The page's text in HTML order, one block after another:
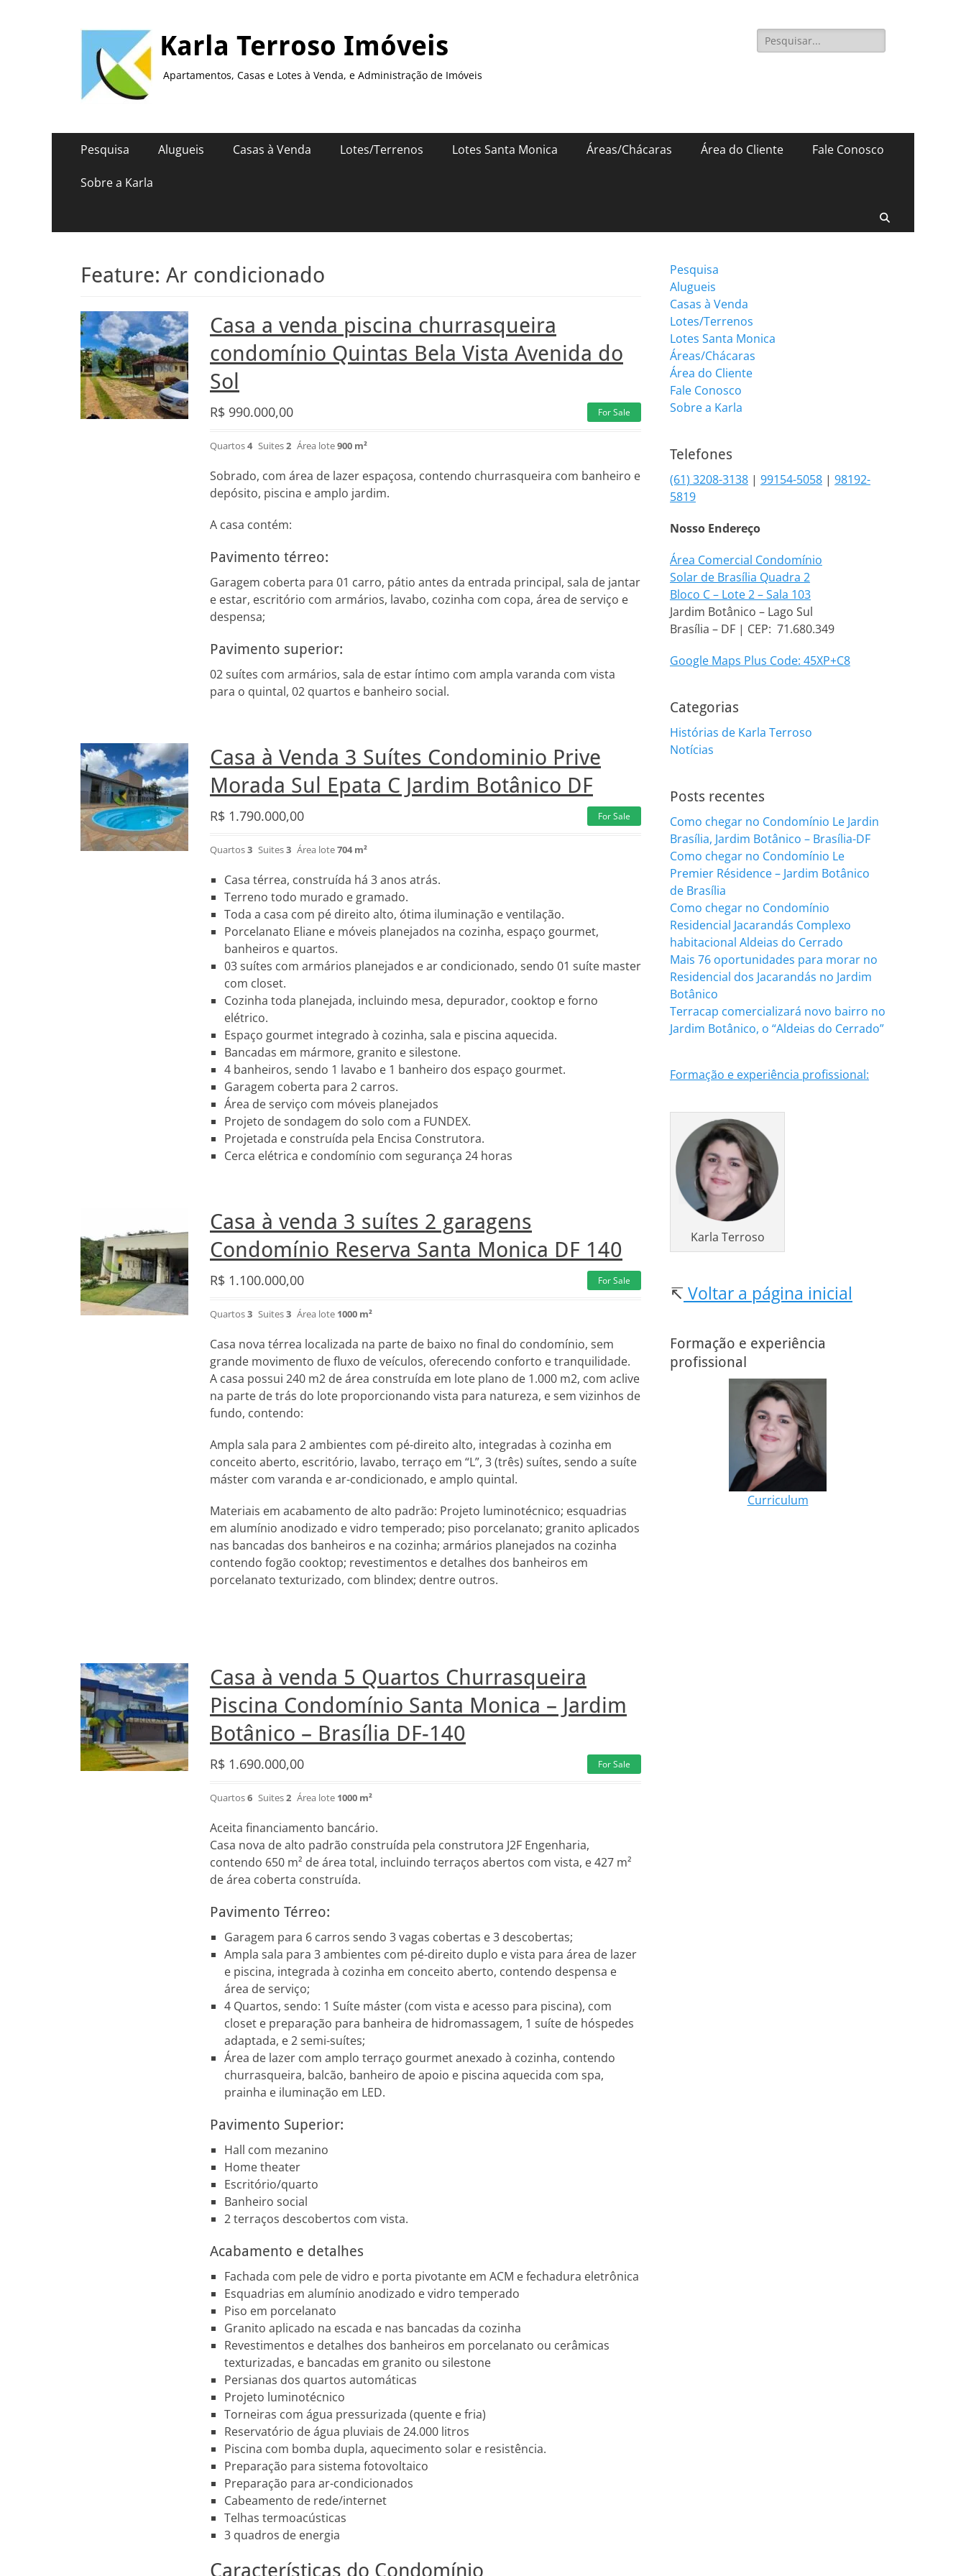
Karla Terroso Imóveis
Apartamentos, Casas e Lotes à Venda, e Administração de Imóveis
Pesquisar
por:
Menu
para
Pesquisa Alugueis Casas à Venda Lotes/Terrenos Lotes Santa Monica Áreas/Chácaras Área do Cliente Fale Conosco
Sobre a Karla
Feature: Ar condicionado
Casa a venda piscina churrasqueira
condomínio Quintas Bela Vista Avenida do
Sol
R$ 990.000,00 For Sale
Quartos4 Suites2 Área lote900 m²
Sobrado, com área de lazer espaçosa, contendo churrasqueira com banheiro e
depósito, piscina e amplo jardim.
A casa contém:
Pavimento térreo:
Garagem coberta para 01 carro, pátio antes da entrada principal, sala de jantar
e estar, escritório com armários, lavabo, cozinha com copa, área de serviço e
despensa;
Pavimento superior:
02 suítes com armários, sala de estar íntimo com ampla varanda com vista
para o quintal, 02 quartos e banheiro social.
Casa à Venda 3 Suítes Condominio Prive
Morada Sul Epata C Jardim Botânico DF
R$ 1.790.000,00 For Sale
Quartos3 Suites3 Área lote704 m²
Casa térrea, construída há 3 anos atrás.
Terreno todo murado e gramado.
Toda a casa com pé direito alto, ótima iluminação e ventilação.
Porcelanato Eliane e móveis planejados na cozinha, espaço gourmet,
banheiros e quartos.
03 suítes com armários planejados e ar condicionado, sendo 01 suíte master
com closet.
Cozinha toda planejada, incluindo mesa, depurador, cooktop e forno
elétrico.
Espaço gourmet integrado à cozinha, sala e piscina aquecida.
Bancadas em mármore, granito e silestone.
4 banheiros, sendo 1 lavabo e 1 banheiro dos espaço gourmet.
Garagem coberta para 2 carros.
Área de serviço com móveis planejados
Projeto de sondagem do solo com a FUNDEX.
Projetada e construída pela Encisa Construtora.
Cerca elétrica e condomínio com segurança 24 horas
Casa à venda 3 suítes 2 garagens
Condomínio Reserva Santa Monica DF 140
R$ 1.100.000,00 For Sale
Quartos3 Suites3 Área lote 1000 m²
Casa nova térrea localizada na parte de baixo no final do condomínio, sem
grande movimento de fluxo de veículos, oferecendo conforto e tranquilidade.
A casa possui 240 m2 de área construída em lote plano de 1.000 m2, com aclive
na parte de trás do lote proporcionando vista para natureza, e sem vizinhos de
fundo, contendo:
Ampla sala para 2 ambientes com pé-direito alto, integradas à cozinha em
conceito aberto, escritório, lavabo, terraço em “L”, 3 (três) suítes, sendo a suíte
máster com varanda e ar-condicionado, e amplo quintal.
Materiais em acabamento de alto padrão: Projeto luminotécnico; esquadrias
em alumínio anodizado e vidro temperado; piso porcelanato; granito aplicados
nas bancadas dos banheiros e na cozinha; armários planejados na cozinha
contendo fogão cooktop; revestimentos e detalhes dos banheiros em
porcelanato texturizado, com blindex; dentre outros.
Casa à venda 5 Quartos Churrasqueira
Piscina Condomínio Santa Monica – Jardim
Botânico – Brasília DF-140
R$ 1.690.000,00 For Sale
Quartos6 Suites2 Área lote 1000 m²
Aceita financiamento bancário.
Casa nova de alto padrão construída pela construtora J2F Engenharia,
contendo 650 m² de área total, incluindo terraços abertos com vista, e 427 m²
de área coberta construída.
Pavimento Térreo:
Garagem para 6 carros sendo 3 vagas cobertas e 3 descobertas;
Ampla sala para 3 ambientes com pé-direito duplo e vista para área de lazer
e piscina, integrada à cozinha em conceito aberto, contendo despensa e
área de serviço;
4 Quartos, sendo: 1 Suíte máster (com vista e acesso para piscina), com
closet e preparação para banheira de hidromassagem, 1 suíte de hóspedes
adaptada, e 2 semi-suítes;
Área de lazer com amplo terraço gourmet anexado à cozinha, contendo
churrasqueira, balcão, banheiro de apoio e piscina aquecida com spa,
prainha e iluminação em LED.
Pavimento Superior:
Hall com mezanino
Home theater
Escritório/quarto
Banheiro social
2 terraços descobertos com vista.
Acabamento e detalhes
Fachada com pele de vidro e porta pivotante em ACM e fechadura eletrônica
Esquadrias em alumínio anodizado e vidro temperado
Piso em porcelanato
Granito aplicado na escada e nas bancadas da cozinha
Revestimentos e detalhes dos banheiros em porcelanato ou cerâmicas
texturizadas, e bancadas em granito ou silestone
Persianas dos quartos automáticas
Projeto luminotécnico
Torneiras com água pressurizada (quente e fria)
Reservatório de água pluviais de 24.000 litros
Piscina com bomba dupla, aquecimento solar e resistência.
Preparação para sistema fotovoltaico
Preparação para ar-condicionados
Cabeamento de rede/internet
Telhas termoacústicas
3 quadros de energia
Características do Condomínio
Pesquisa
Alugueis
Casas à Venda
Lotes/Terrenos
Lotes Santa Monica
Áreas/Chácaras
Área do Cliente
Fale Conosco
Sobre a Karla
Telefones
(61) 3208-3138 | 99154-5058 | 98192-
5819
Nosso Endereço
Área Comercial Condomínio
Solar de Brasília Quadra 2
Bloco C – Lote 2 – Sala 103
Jardim Botânico – Lago Sul
Brasília – DF | CEP: 71.680.349
Google Maps Plus Code: 45XP+C8
Categorias
Histórias de Karla Terroso
Notícias
Posts recentes
Como chegar no Condomínio Le Jardin
Brasília, Jardim Botânico – Brasília-DF
Como chegar no Condomínio Le
Premier Résidence – Jardim Botânico
de Brasília
Como chegar no Condomínio
Residencial Jacarandás Complexo
habitacional Aldeias do Cerrado
Mais 76 oportunidades para morar no
Residencial dos Jacarandás no Jardim
Botânico
Terracap comercializará novo bairro no
Jardim Botânico, o “Aldeias do Cerrado”
Formação e experiência profissional:
Karla Terroso
↸ Voltar a página inicial
Formação e experiência
profissional
Curriculum